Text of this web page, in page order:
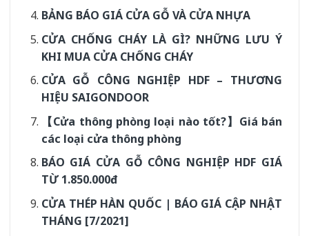
BẢNG BÁO GIÁ CỬA GỖ VÀ CỬA NHỰA
CỬA CHỐNG CHÁY LÀ GÌ? NHỮNG LƯU Ý
KHI MUA CỬA CHỐNG CHÁY
CỬA GỖ CÔNG NGHIỆP HDF – THƯƠNG
HIỆU SAIGONDOOR
【Cửa thông phòng loại nào tốt?】Giá bán
các loại cửa thông phòng
BÁO GIÁ CỬA GỖ CÔNG NGHIỆP HDF GIÁ
TỪ 1.850.000đ
CỬA THÉP HÀN QUỐC | BÁO GIÁ CẬP NHẬT
THÁNG [7/2021]